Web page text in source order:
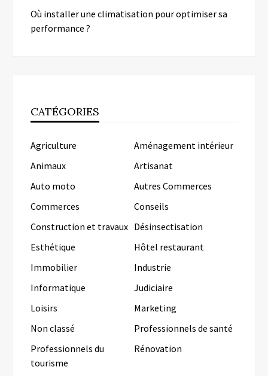
Où installer une climatisation pour optimiser sa
performance ?
CATÉGORIES
Agriculture
Aménagement intérieur
Animaux
Artisanat
Auto moto
Autres Commerces
Commerces
Conseils
Construction et travaux Désinsectisation
Esthétique
Hôtel restaurant
Immobilier
Industrie
Informatique
Judiciaire
Loisirs
Marketing
Non classé
Professionnels de santé
Professionnels du
tourisme
Rénovation